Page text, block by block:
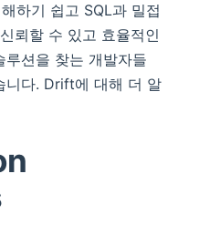
하기 쉽고 SQL과 밀접
뢰할 수 있고 효율적인
션을 찾는 개발자들
니다. Drift에 대해 더 알